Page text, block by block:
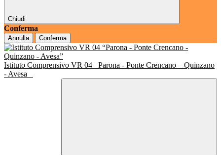
Chiudi
Conferma
Annulla Conferma
Istituto Comprensivo VR 04
Parona - Ponte Crencano – Quinzano
- Avesa